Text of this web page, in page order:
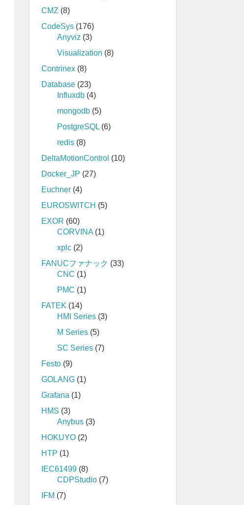
CMZ (8)
CodeSys (176)
Anyviz (3)
Visualization (8)
Contrinex (8)
Database (23)
Influxdb (4)
mongodb (5)
PostgreSQL (6)
redis (8)
DeltaMotionControl (10)
Docker_JP (27)
Euchner (4)
EUROSWITCH (5)
EXOR (60)
CORVINA (1)
xplc (2)
FANUCファナック (33)
CNC (1)
PMC (1)
FATEK (14)
HMI Series (3)
M Series (5)
SC Series (7)
Festo (9)
GOLANG (1)
Grafana (1)
HMS (3)
Anybus (3)
HOKUYO (2)
HTP (1)
IEC61499 (8)
CDPStudio (7)
IFM (7)